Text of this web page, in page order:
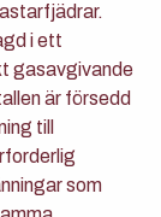
i ett
gasavgivande
är försedd
till
som